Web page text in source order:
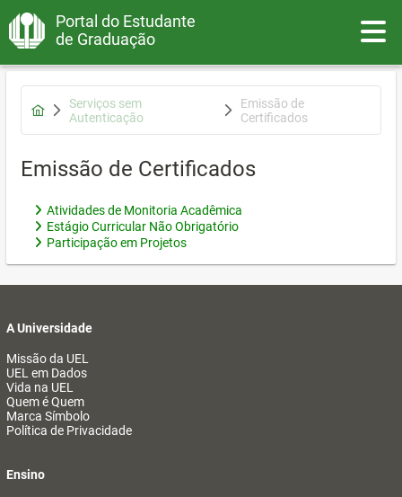
Portal do Estudante
de Graduação
Serviços sem
Autenticação
Emissão de
Certificados
Emissão de Certificados
Atividades de Monitoria Acadêmica
Estágio Curricular Não Obrigatório
Participação em Projetos
A Universidade
Missão da UEL
UEL em Dados
Vida na UEL
Quem é Quem
Marca Símbolo
Política de Privacidade
Ensino